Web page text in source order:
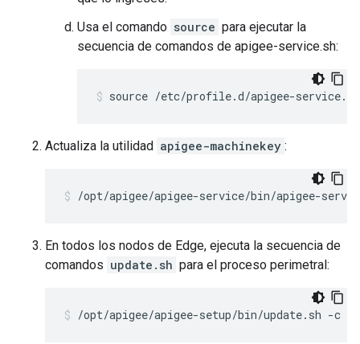
Usa el comando source para ejecutar la
secuencia de comandos de apigee-service.sh:
source /etc/profile.d/apigee-service.sh
Actualiza la utilidad apigee-machinekey :
/opt/apigee/apigee-service/bin/apigee-
En todos los nodos de Edge, ejecuta la secuencia de
comandos update.sh para el proceso perimetral:
/opt/apigee/apigee-setup/bin/update.sh -c